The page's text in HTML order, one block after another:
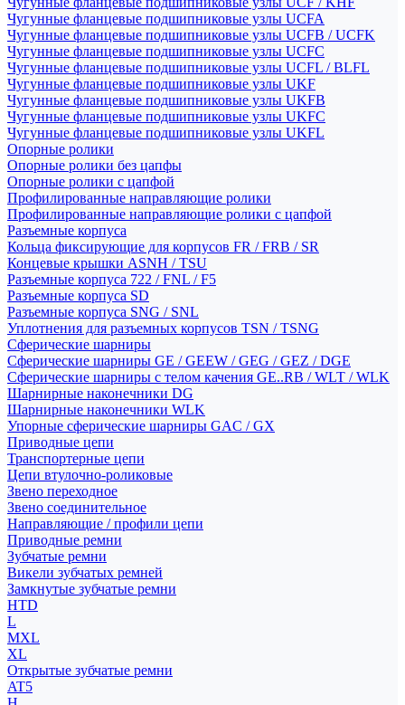
Чугунные фланцевые подшипниковые узлы UCFA
Чугунные фланцевые подшипниковые узлы UCFB / UCFK
Чугунные фланцевые подшипниковые узлы UCFC
Чугунные фланцевые подшипниковые узлы UCFL / BLFL
Чугунные фланцевые подшипниковые узлы UKF
Чугунные фланцевые подшипниковые узлы UKFB
Чугунные фланцевые подшипниковые узлы UKFC
Чугунные фланцевые подшипниковые узлы UKFL
Опорные ролики
Опорные ролики без цапфы
Опорные ролики с цапфой
Профилированные направляющие ролики
Профилированные направляющие ролики с цапфой
Разъемные корпуса
Кольца фиксирующие для корпусов FR / FRB / SR
Концевые крышки ASNH / TSU
Разъемные корпуса 722 / FNL / F5
Разъемные корпуса SD
Разъемные корпуса SNG / SNL
Уплотнения для разъемных корпусов TSN / TSNG
Сферические шарниры
Сферические шарниры GE / GEEW / GEG / GEZ / DGE
Сферические шарниры с телом качения GE..RB / WLT / WLK
Шарнирные наконечники DG
Шарнирные наконечники WLK
Упорные сферические шарниры GAC / GX
Приводные цепи
Транспортерные цепи
Цепи втулочно-роликовые
Звено переходное
Звено соединительное
Направляющие / профили цепи
Приводные ремни
Зубчатые ремни
Викели зубчатых ремней
Замкнутые зубчатые ремни
HTD
L
MXL
XL
Открытые зубчатые ремни
AT5